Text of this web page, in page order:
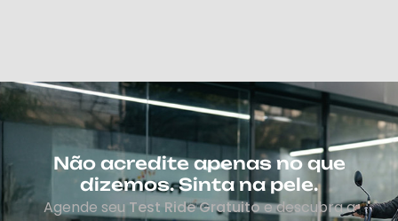
Não acredite apenas no que
dizemos. Sinta na pele.
Agende seu Test Ride Gratuitoe descubra a